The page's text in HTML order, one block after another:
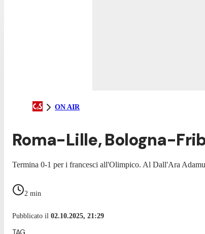
ON AIR
Roma-Lille, Bologna-
Termina 0-1 per i francesci all'Olimpico. Al Dall'Ara
2 min
Pubblicato il 02.10.2025, 21:29